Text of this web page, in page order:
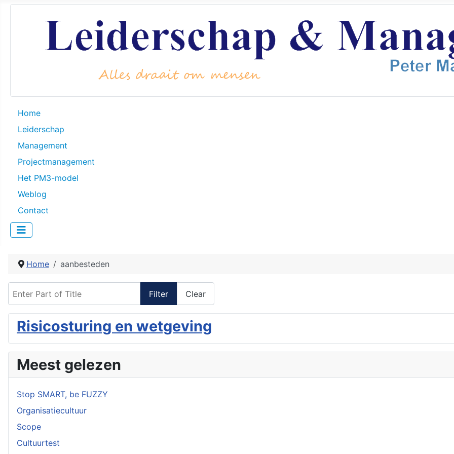
Home
Leiderschap
Management
Projectmanagement
Het PM3-model
Weblog
Contact
Home aanbesteden
Filter Clear
Risicosturing en wetgeving
Meest gelezen
Stop SMART, be FUZZY
Organisatiecultuur
Scope
Cultuurtest